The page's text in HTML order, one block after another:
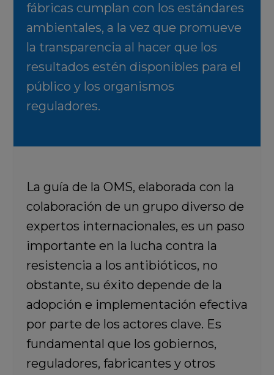
fábricas cumplan con los estándares
ambientales, a la vez que promueve
la transparencia al hacer que los
resultados estén disponibles para el
público y los organismos
reguladores.
La guía de la OMS, elaborada con la
colaboración de un grupo diverso de
expertos internacionales, es un paso
importante en la lucha contra la
resistencia a los antibióticos, no
obstante, su éxito depende de la
adopción e implementación efectiva
por parte de los actores clave. Es
fundamental que los gobiernos,
reguladores, fabricantes y otros